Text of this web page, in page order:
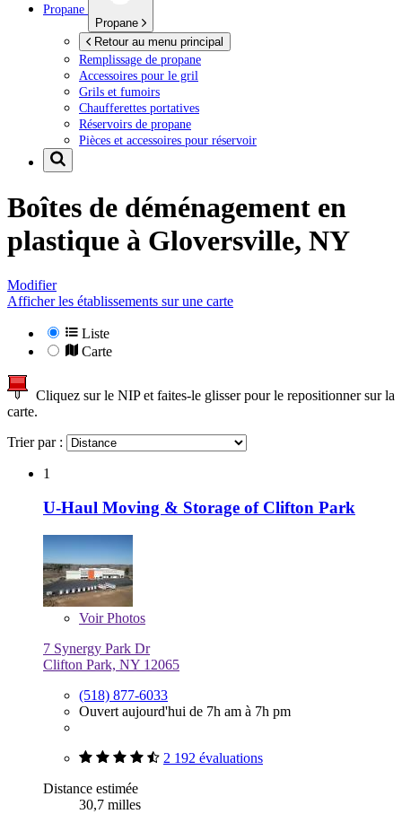
Propane
Propane
Retour au menu principal
Remplissage de propane
Accessoires pour le gril
Grils et fumoirs
Chaufferettes portatives
Réservoirs de propane
Pièces et accessoires pour réservoir
Boîtes de déménagement en
plastique à Gloversville, NY
Modifier
Afficher les établissements sur une carte
Liste
Carte
Cliquez sur le NIP et faites-le glisser pour le repositionner sur la
carte.
Trier par :
1
U-Haul Moving & Storage of Clifton Park
VoirPhotos
7 Synergy Park Dr
Clifton Park, NY 12065
(518) 877-6033
Ouvert aujourd'hui de 7h am à 7h pm
2 192 évaluations
Distance estimée
30,7 milles